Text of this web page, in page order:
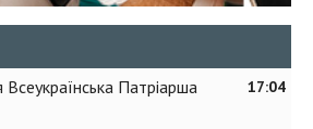
17:04
Всеукраїнська Патріарша